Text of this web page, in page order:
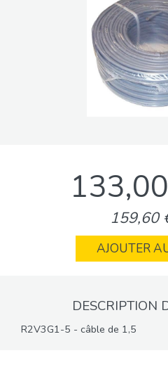
159,60
AJOUTER
DESCRIPTION
R2V3G1-5 - câble de 1,5